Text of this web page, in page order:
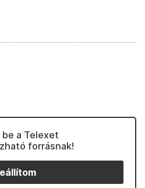
a Telexet
forrásnak!